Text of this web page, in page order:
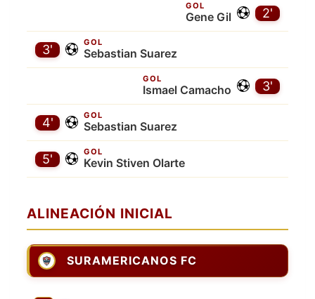
2'
GOL
Gene Gil
GOL
Sebastian Suarez
3'
3'
GOL
Ismael Camacho
GOL
Sebastian Suarez
4'
GOL
Kevin Stiven Olarte
5'
ALINEACIÓN INICIAL
SURAMERICANOS FC